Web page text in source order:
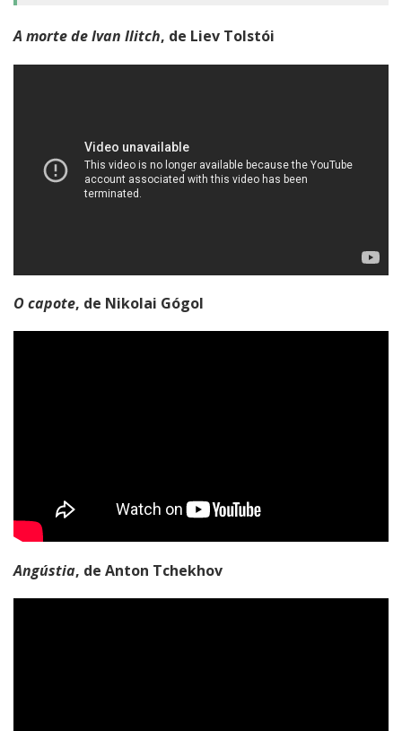
A morte de Ivan Ilitch, de Liev Tolstói
O capote, de Nikolai Gógol
Angústia, de Anton Tchekhov